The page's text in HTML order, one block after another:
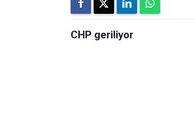
CHP geriliyor